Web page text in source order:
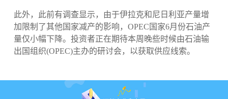
此外，此前有调查显示，由于伊拉克和尼日利亚产量增
加限制了其他国家减产的影响，OPEC国家6月份石油产
量仅小幅下降。投资者正在期待本周晚些时候由石油输
出国组织(OPEC)主办的研讨会，以获取供应线索。